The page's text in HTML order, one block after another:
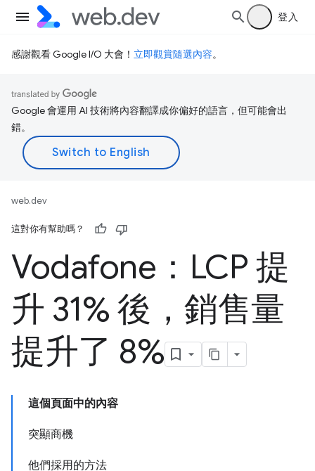
登入
感謝觀看 Google I/O 大會！ 立即觀賞隨選內容。
Google 會運用 AI 技術將內容翻譯成你偏好的語言，但可能會出
錯。
web.dev
這對你有幫助嗎？
Vodafone：LCP 提
升 31% 後，銷售量
提升了 8%
這個頁面中的內容
突顯商機
他們採用的方法